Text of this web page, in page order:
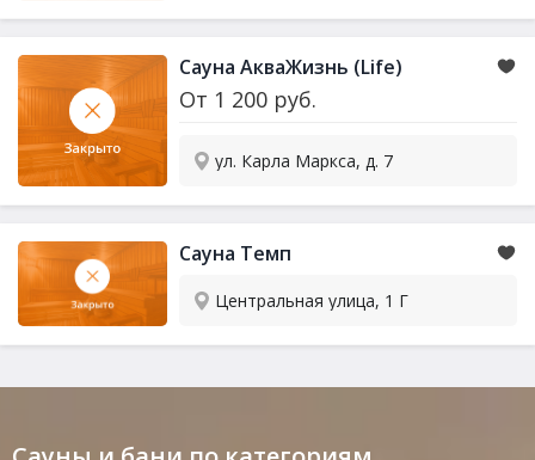
Сауна АкваЖизнь (Life)
От 1 200 руб.
ул. Карла Маркса, д. 7
Сауна Темп
Центральная улица, 1 Г